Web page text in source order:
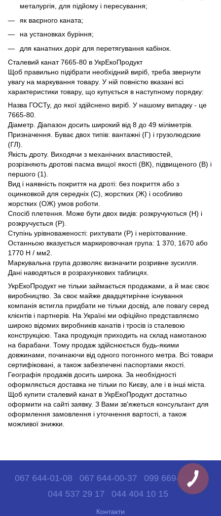
металургія, для підйому і пересування;
як ваєрного каната;
на установках буріння;
для канатних доріг для перетягування кабінок.
Сталевий канат 7665-80 в УкрЕкоПродукт
Щоб правильно підібрати необхідний виріб, треба звернути
увагу на маркування товару. У ній повністю вказані всі
характеристики товару, що купується в наступному порядку:
Назва ГОСТу, до якої здійснено виріб. У нашому випадку - це
7665-80.
Діаметр. Діапазон досить широкий від 8 до 49 міліметрів.
Призначення. Буває двох типів: вантажні (Г) і грузолюдские
(ГЛ).
Якість дроту. Виходячи з механічних властивостей,
розрізняють дротові пасма вищої якості (ВК), підвищеного (В) і
першого (1).
Вид і наявність покриття на дроті: без покриття або з
оцинковкой для середніх (С), жорстких (Ж) і особливо
жорстких (ОЖ) умов роботи.
Спосіб плетення. Може бути двох видів: розкручуються (Н) і
розкручується (Р).
Ступінь урівноваженості: рихтувати (Р) і неріхтованние.
Останньою вказується маркировочная група: 1 370, 1670 або
1770 Н / мм2.
Маркувальна група дозволяє визначити розривне зусилля.
Дані наводяться в розрахункових таблицях.
УкрЕкоПродукт не тільки займається продажами, а й має своє
виробництво. За своє майже двадцятирічне існування
компанія встигла придбати не тільки досвід, але повагу серед
клієнтів і партнерів. На Україні ми офіційно представляємо
широко відомих виробників канатів і тросів із сталевою
конструкцією. Така продукція приходить на склад намотаною
на барабани. Тому продаж здійснюється будь-якими
довжинами, починаючи від одного погонного метра. Всі товари
сертифіковані, а також забезпечені паспортами якості.
Географія продажів досить широка. За необхідності
оформляється доставка не тільки по Києву, але і в інші міста.
Щоб купити сталевий канат в УкрЕкоПродукт достатньо
оформити на сайті заявку. З Вами зв'яжеться консультант для
оформлення замовлення і уточнення вартості, а також
можливої ​​знижки.
067 644-01-08 067 644-00-37
099 669-92-06
044 537 29 17
044 404 10 15
Контакти